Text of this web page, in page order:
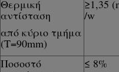
Θερμική
αντίσταση
από κύριο τμήμα
(T=90mm)
≥1,35
/w
Ποσοστό ≤ 8%